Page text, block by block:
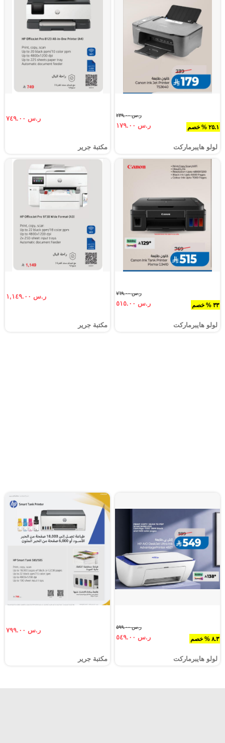
٢٥.١ % خصم
ر.س ٢٣٩.٠٠
ر.س ١٧٩.٠٠
لولو هايبرماركت
ر.س ٧٤٩.٠٠
مكتبة جرير
٣٣ % خصم
ر.س ٧٦٩.٠٠
ر.س ٥١٥.٠٠
لولو هايبرماركت
ر.س ١,١٤٩.٠٠
مكتبة جرير
٨.٣ % خصم
ر.س ٥٩٩.٠٠
ر.س ٥٤٩.٠٠
لولو هايبرماركت
ر.س ٧٩٩.٠٠
مكتبة جرير